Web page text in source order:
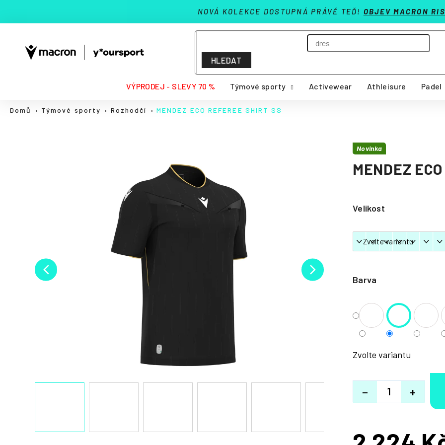
obsah
NOVÁ KOLEKCE DOSTUPNÁ PRÁVĚ TEĎ! OBJEV MACRON
HLEDAT
VÝPRODEJ - SLEVY 70 % Týmové sporty Activewear Athleisure Padel
Domů Týmové sporty Rozhodčí MENDEZ ECO REFEREE SHIRT SS
MENDEZ
Barva
Velikost
Zvolte variantu
+
−
Novinka
Zpět
obchodu
Zpět
obchodu